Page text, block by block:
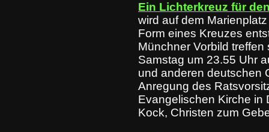
Ein Lichterkreuz für
wird auf dem
Form eines Kreuzes
Münchner Vorbild
Samstag um 23.55 Uhr
und anderen deutschen
Anregung des
Evangelischen Kirche in
Kock, Christen zum